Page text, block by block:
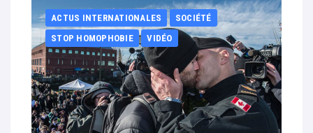
Boutique
Partenaires
Contacts
Hébergement solidaire
ACTUS INTERNATIONALES
SOCIÉTÉ
STOP HOMOPHOBIE
VIDÉO